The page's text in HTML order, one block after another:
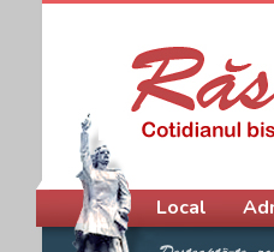
Meniu principal
Local